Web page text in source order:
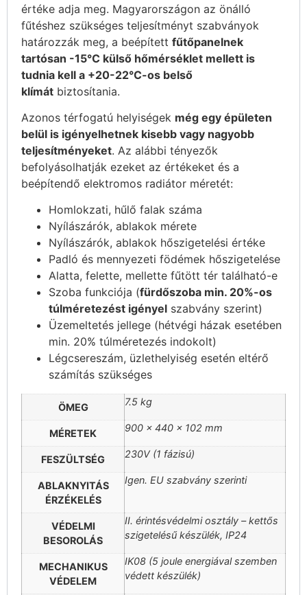
értéke adja meg. Magyarországon az önálló
fűtéshez szükséges teljesítményt szabványok
határozzák meg, a beépített fűtőpanelnek
tartósan -15°C külső hőmérséklet mellett is
tudnia kell a +20-22°C-os belső
klímát biztosítania.
Azonos térfogatú helyiségek még egy épületen
belül is igényelhetnek kisebb vagy nagyobb
teljesítményeket. Az alábbi tényezők
befolyásolhatják ezeket az értékeket és a
beépítendő elektromos radiátor méretét:
Homlokzati, hűlő falak száma
Nyílászárók, ablakok mérete
Nyílászárók, ablakok hőszigetelési értéke
Padló és mennyezeti födémek hőszigetelése
Alatta, felette, mellette fűtött tér található-e
Szoba funkciója (fürdőszoba min. 20%-os
túlméretezést igényel szabvány szerint)
Üzemeltetés jellege (hétvégi házak esetében
min. 20% túlméretezés indokolt)
Légcsereszám, üzlethelyiség esetén eltérő
számítás szükséges
ÖMEG 7.5 kg
MÉRETEK 900 × 440 × 102 mm
FESZÜLTSÉG 230V (1 fázisú)
ABLAKNYITÁS
ÉRZÉKELÉS
Igen. EU szabvány szerinti
VÉDELMI
BESOROLÁS
II. érintésvédelmi osztály – kettős
szigetelésű készülék, IP24
MECHANIKUS
VÉDELEM
IK08 (5 joule energiával szemben
védett készülék)